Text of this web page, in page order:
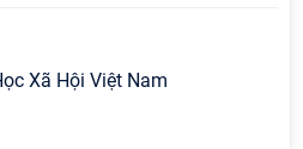
Xã Hội Việt Nam